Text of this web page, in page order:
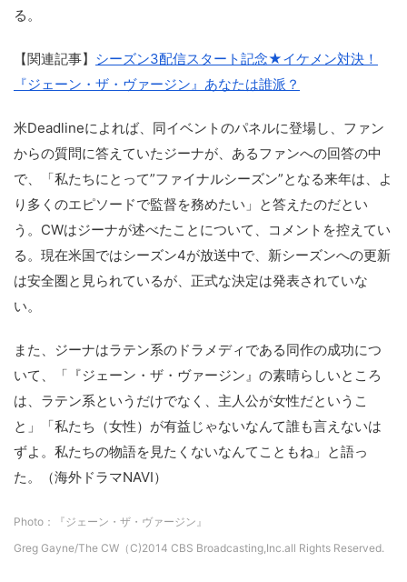
る。
【関連記事】 シーズン3配信スタート記念★イケメン対決！
『ジェーン・ザ・ヴァージン』あなたは誰派？
米Deadlineによれば、同イベントのパネルに登場し、ファン
からの質問に答えていたジーナが、あるファンへの回答の中
で、「私たちにとって”ファイナルシーズン”となる来年は、よ
り多くのエピソードで監督を務めたい」と答えたのだとい
う。CWはジーナが述べたことについて、コメントを控えてい
る。現在米国ではシーズン4が放送中で、新シーズンへの更新
は安全圏と見られているが、正式な決定は発表されていな
い。
また、ジーナはラテン系のドラメディである同作の成功につ
いて、「『ジェーン・ザ・ヴァージン』の素晴らしいところ
は、ラテン系というだけでなく、主人公が女性だというこ
と」「私たち（女性）が有益じゃないなんて誰も言えないは
ずよ。私たちの物語を見たくないなんてこともね」と語っ
た。（海外ドラマNAVI）
Photo：『ジェーン・ザ・ヴァージン』
Greg Gayne/The CW（C)2014 CBS Broadcasting,Inc.all Rights Reserved.